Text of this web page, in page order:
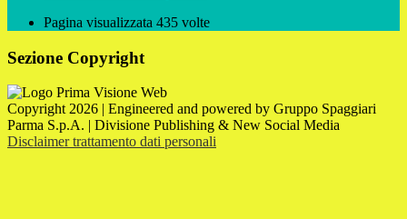
Pagina visualizzata 435 volte
Sezione Copyright
Copyright 2026 | Engineered and powered by Gruppo Spaggiari
Parma S.p.A. | Divisione Publishing & New Social Media
Disclaimer trattamento dati personali